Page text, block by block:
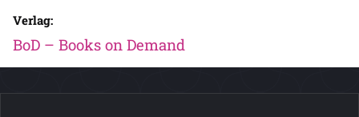
Verlag:
BoD – Books on Demand